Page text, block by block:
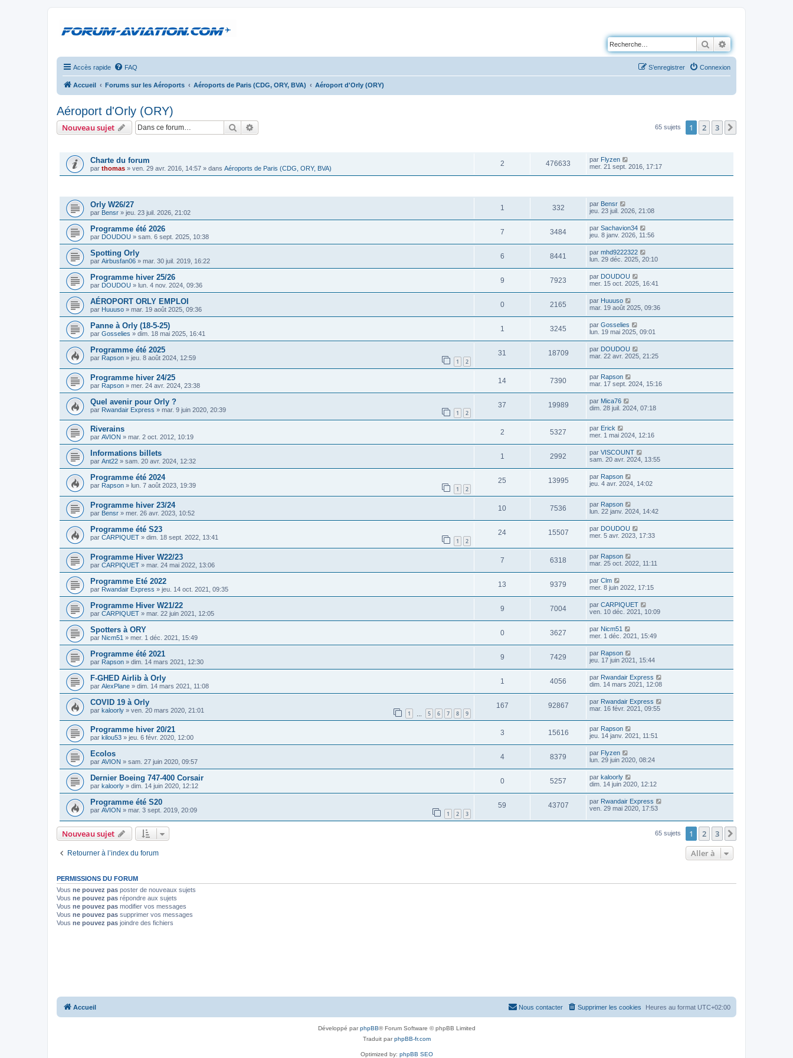
Rechercher
Accès rapide FAQ Connexion
S’enregistrer
Accueil Forums sur les Aéroports Aéroports de Paris (CDG, ORY, BVA) Aéroport d'Orly (ORY)
Aéroport d'Orly (ORY)
Nouveau sujet Rechercher 65 sujets 1 2 3
Charte du forum
par thomas » ven. 29 avr. 2016, 14:57 » dans Aéroports de Paris (CDG, ORY, BVA)
2 476633 par Flyzen
mer. 21 sept. 2016, 17:17
Orly W26/27
par Bensr » jeu. 23 juil. 2026, 21:02
1 332 par Bensr
jeu. 23 juil. 2026, 21:08
Programme été 2026
par DOUDOU » sam. 6 sept. 2025, 10:38
7 3484 par Sachavion34
jeu. 8 janv. 2026, 11:56
Spotting Orly
par Airbusfan06 » mar. 30 juil. 2019, 16:22
6 8441 par mhd9222322
lun. 29 déc. 2025, 20:10
Programme hiver 25/26
par DOUDOU » lun. 4 nov. 2024, 09:36
9 7923 par DOUDOU
mer. 15 oct. 2025, 16:41
AÉROPORT ORLY EMPLOI
par Huuuso » mar. 19 août 2025, 09:36
0 2165 par Huuuso
mar. 19 août 2025, 09:36
Panne à Orly (18-5-25)
par Gosselies » dim. 18 mai 2025, 16:41
1 3245 par Gosselies
lun. 19 mai 2025, 09:01
Programme été 2025
par Rapson » jeu. 8 août 2024, 12:59 1 2
31 18709 par DOUDOU
mar. 22 avr. 2025, 21:25
Programme hiver 24/25
par Rapson » mer. 24 avr. 2024, 23:38
14 7390 par Rapson
mar. 17 sept. 2024, 15:16
Quel avenir pour Orly ?
par Rwandair Express » mar. 9 juin 2020, 20:39 1 2
37 19989 par Mica76
dim. 28 juil. 2024, 07:18
Riverains
par AVION » mar. 2 oct. 2012, 10:19
2 5327 par Erick
mer. 1 mai 2024, 12:16
Informations billets
par Ant22 » sam. 20 avr. 2024, 12:32
1 2992 par VISCOUNT
sam. 20 avr. 2024, 13:55
Programme été 2024
par Rapson » lun. 7 août 2023, 19:39 1 2
25 13995 par Rapson
jeu. 4 avr. 2024, 14:02
Programme hiver 23/24
par Bensr » mer. 26 avr. 2023, 10:52
10 7536 par Rapson
lun. 22 janv. 2024, 14:42
Programme été S23
par CARPIQUET » dim. 18 sept. 2022, 13:41 1 2
24 15507 par DOUDOU
mer. 5 avr. 2023, 17:33
Programme Hiver W22/23
par CARPIQUET » mar. 24 mai 2022, 13:06
7 6318 par Rapson
mar. 25 oct. 2022, 11:11
Programme Eté 2022
par Rwandair Express » jeu. 14 oct. 2021, 09:35
13 9379 par Clm
mer. 8 juin 2022, 17:15
Programme Hiver W21/22
par CARPIQUET » mar. 22 juin 2021, 12:05
9 7004 par CARPIQUET
ven. 10 déc. 2021, 10:09
Spotters à ORY
par Nicm51 » mer. 1 déc. 2021, 15:49
0 3627 par Nicm51
mer. 1 déc. 2021, 15:49
Programme été 2021
par Rapson » dim. 14 mars 2021, 12:30
9 7429 par Rapson
jeu. 17 juin 2021, 15:44
F-GHED Airlib à Orly
par AlexPlane » dim. 14 mars 2021, 11:08
1 4056 par Rwandair Express
dim. 14 mars 2021, 12:08
COVID 19 à Orly
par kaloorly » ven. 20 mars 2020, 21:01 1 5 6 7 8 9
167 92867 par Rwandair Express
mar. 16 févr. 2021, 09:55
Programme hiver 20/21
par kilou53 » jeu. 6 févr. 2020, 12:00
3 15616 par Rapson
jeu. 14 janv. 2021, 11:51
Ecolos
par AVION » sam. 27 juin 2020, 09:57
4 8379 par Flyzen
lun. 29 juin 2020, 08:24
Dernier Boeing 747-400 Corsair
par kaloorly » dim. 14 juin 2020, 12:12
0 5257 par kaloorly
dim. 14 juin 2020, 12:12
Programme été S20
par AVION » mar. 3 sept. 2019, 20:09 1 2 3
59 43707 par Rwandair Express
ven. 29 mai 2020, 17:53
Nouveau sujet 65 sujets 1 2 3
Retourner à l’index du forum Aller à
PERMISSIONS DU FORUM
Vous ne pouvez pas poster de nouveaux sujets
Vous ne pouvez pas répondre aux sujets
Vous ne pouvez pas modifier vos messages
Vous ne pouvez pas supprimer vos messages
Vous ne pouvez pas joindre des fichiers
Accueil Heures au format UTC+02:00
Supprimer les cookies
Nous contacter
Développé parphpBB® Forum Software © phpBB Limited
Traduit parphpBB-fr.com
Optimized by: phpBB SEO